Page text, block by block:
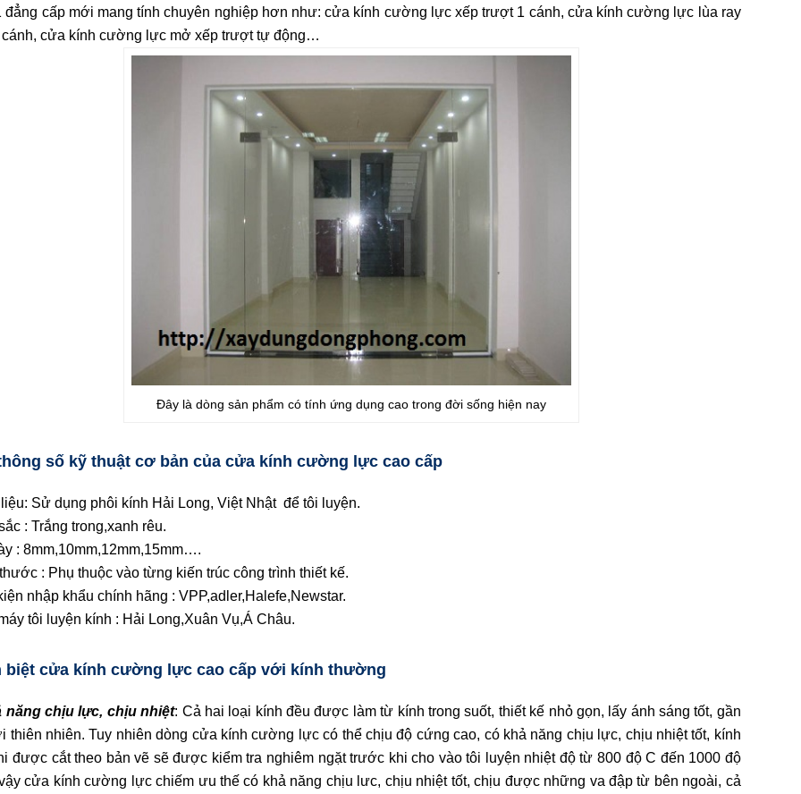
đẳng cấp mới mang tính chuyên nghiệp hơn như: cửa kính cường lực xếp trượt 1 cánh, cửa kính cường lực lùa ray
cánh, cửa kính cường lực mở xếp trượt tự động…
Đây là dòng sản phẩm có tính ứng dụng cao trong đời sống hiện nay
số kỹ thuật cơ bản của cửa kính cường lực cao cấp
Sử dụng phôi kính Hải Long, Việt Nhật để tôi luyện.
: Trắng trong,xanh rêu.
: 8mm,10mm,12mm,15mm….
: Phụ thuộc vào từng kiến trúc công trình thiết kế.
nhập khẩu chính hãng : VPP,adler,Halefe,Newstar.
tôi luyện kính : Hải Long,Xuân Vụ,Á Châu.
biệt cửa kính cường lực cao cấp với kính thường
năng chịu lực, chịu nhiệt: Cả hai loại kính đều được làm từ kính trong suốt, thiết kế nhỏ gọn, lấy ánh sáng tốt, gần
thiên nhiên. Tuy nhiên dòng cửa kính cường lực có thể chịu độ cứng cao, có khả năng chịu lực, chịu nhiệt tốt, kính
được cắt theo bản vẽ sẽ được kiểm tra nghiêm ngặt trước khi cho vào tôi luyện nhiệt độ từ 800 độ C đến 1000 độ
cửa kính cường lực chiếm ưu thế có khả năng chịu lưc, chịu nhiệt tốt, chịu được những va đập từ bên ngoài, cả